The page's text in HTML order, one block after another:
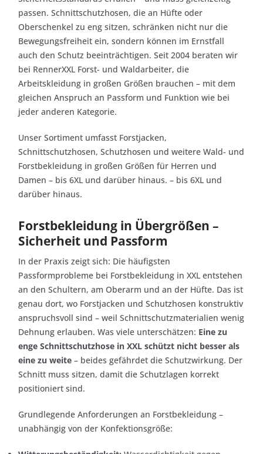
passen. Schnittschutzhosen, die an Hüfte oder
Oberschenkel zu eng sitzen, schränken nicht nur die
Bewegungsfreiheit ein, sondern können im Ernstfall
auch den Schutz beeinträchtigen. Seit 2004 beraten wir
bei RennerXXL Forst- und Waldarbeiter, die
Arbeitskleidung in großen Größen brauchen – mit dem
gleichen Anspruch an Passform und Funktion wie bei
jeder anderen Kategorie.
Unser Sortiment umfasst Forstjacken,
Schnittschutzhosen, Schutzhosen und weitere Wald- und
Forstbekleidung in großen Größen für Herren und
Damen – bis 6XL und darüber hinaus. – bis 6XL und
darüber hinaus.
Forstbekleidung in Übergrößen –
Sicherheit und Passform
In der Praxis zeigt sich: Die häufigsten
Passformprobleme bei Forstbekleidung in XXL entstehen
an den Schultern, am Oberarm und an der Hüfte. Das ist
genau dort, wo Forstjacken und Schutzhosen konstruktiv
anspruchsvoll sind – weil Schnittschutzmaterialien wenig
Dehnung erlauben. Was viele unterschätzen: Eine zu
enge Schnittschutzhose in XXL schützt nicht besser als
eine zu weite – beides gefährdet die Schutzwirkung. Der
Schnitt muss sitzen, damit die Schutzlagen korrekt
positioniert sind.
Grundlegende Anforderungen an Forstbekleidung –
unabhängig von der Konfektionsgröße: